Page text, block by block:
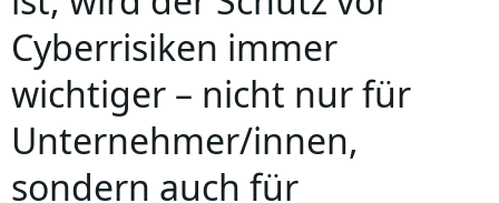
Cyberrisiken immer
wichtiger – nicht nur für
Unternehmer/innen,
sondern auch für